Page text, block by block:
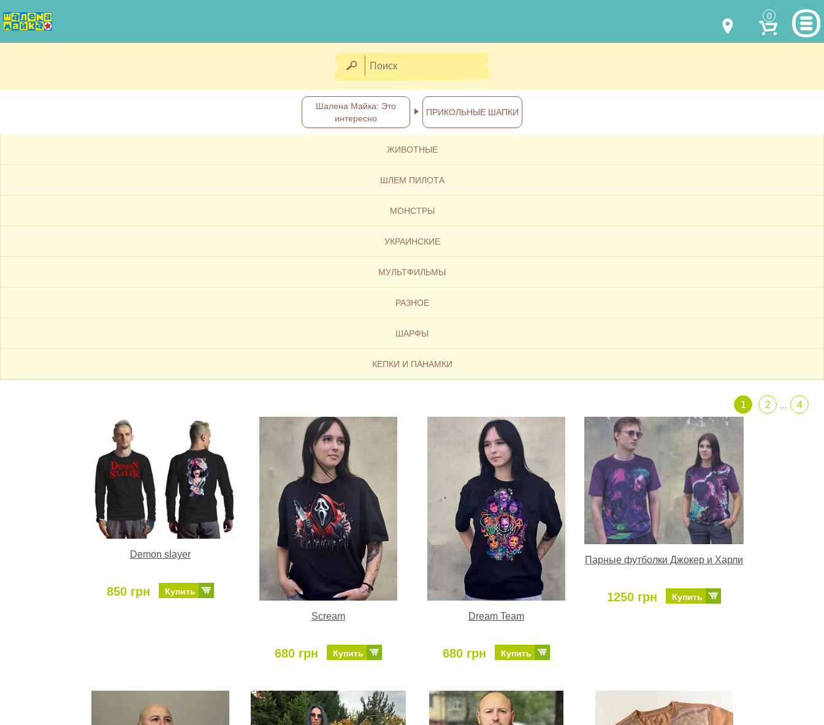
0
КАК НАС НАЙТИ
ПОЛНАЯ ВЕРСИЯ САЙТА
Шалена Майка: Это
интересно
ПРИКОЛЬНЫЕ ШАПКИ
ЖИВОТНЫЕ
ШЛЕМ ПИЛОТА
МОНСТРЫ
УКРАИНСКИЕ
МУЛЬТФИЛЬМЫ
РАЗНОЕ
ШАРФЫ
КЕПКИ И ПАНАМКИ
1 2 4
Demon slayer
850 грн Купить
Scream
680 грн Купить
Dream Team
680 грн Купить
Парные футболки Джокер и Харли
1250 грн Купить